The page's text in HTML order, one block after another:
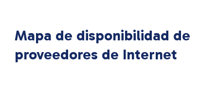
Mapa de disponibilidad de
proveedores de Internet